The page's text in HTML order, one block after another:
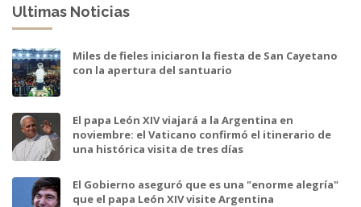
Ultimas Noticias
Miles de fieles iniciaron la fiesta de San Cayetano
con la apertura del santuario
El papa León XIV viajará a la Argentina en
noviembre: el Vaticano confirmó el itinerario de
una histórica visita de tres días
El Gobierno aseguró que es una "enorme alegría"
que el papa León XIV visite Argentina